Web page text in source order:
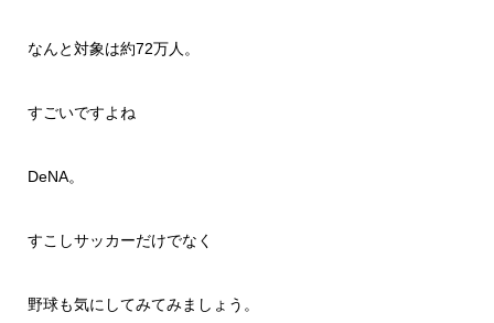
なんと対象は約72万人。
すごいですよね
DeNA。
すこしサッカーだけでなく
野球も気にしてみてみましょう。